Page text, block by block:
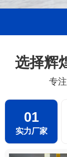
选择辉
专
01
实力厂家